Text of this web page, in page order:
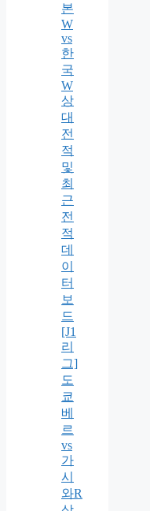
본
W
vs
한
국
W
상
대
전
적
및
최
근
전
적
데
이
터
보
드
[J1
리
그]
도
쿄
베
르
vs
가
시
와R